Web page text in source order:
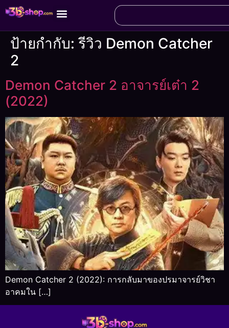
ป้ายกำกับ:รีวิว Demon Catcher
2
Demon Catcher 2 อาจารย์เต๋า 2
(2022)
Demon Catcher 2 (2022): การกลับมาของปรมาจารย์วิชา
อาคมใน […]